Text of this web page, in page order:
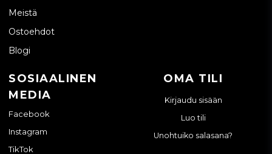
Meistä
Ostoehdot
Blogi
SOSIAALINEN
MEDIA
Facebook
Instagram
TikTok
OMA TILI
Kirjaudu sisään
Luo tili
Unohtuiko salasana?